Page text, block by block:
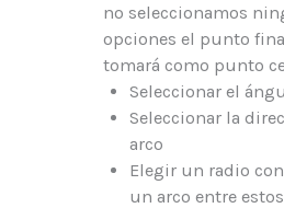
no seleccionamos
opciones el punto
tomará como punto
Seleccionar el
Seleccionar la
arco
Elegir un radio
un arco entre